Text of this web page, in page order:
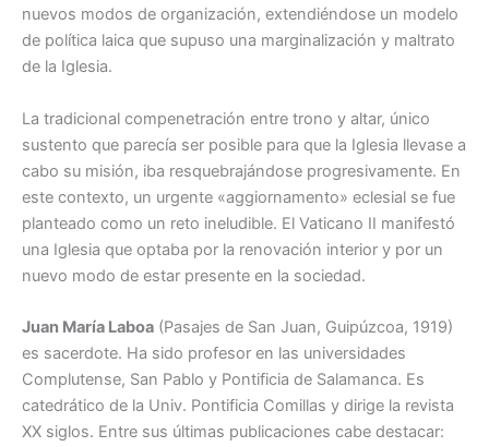
nuevos modos de organización, extendiéndose un modelo
de política laica que supuso una marginalización y maltrato
de la Iglesia.
La tradicional compenetración entre trono y altar, único
sustento que parecía ser posible para que la Iglesia llevase a
cabo su misión, iba resquebrajándose progresivamente. En
este contexto, un urgente «aggiornamento» eclesial se fue
planteado como un reto ineludible. El Vaticano II manifestó
una Iglesia que optaba por la renovación interior y por un
nuevo modo de estar presente en la sociedad.
Juan María Laboa (Pasajes de San Juan, Guipúzcoa, 1919)
es sacerdote. Ha sido profesor en las universidades
Complutense, San Pablo y Pontificia de Salamanca. Es
catedrático de la Univ. Pontificia Comillas y dirige la revista
XX siglos. Entre sus últimas publicaciones cabe destacar: